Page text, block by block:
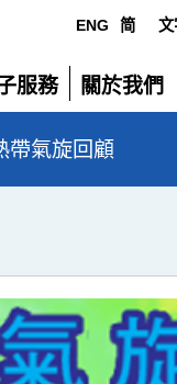
ENG 简 文
服務
關於我們
展
開
帶氣旋回顧